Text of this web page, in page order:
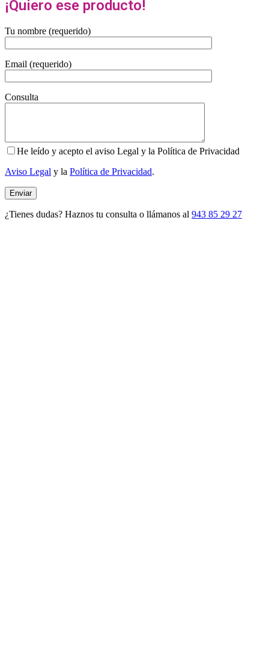
¡Quiero ese producto!
Tu nombre (requerido)
Email (requerido)
Consulta
He leído y acepto el aviso Legal y la Política de Privacidad
Aviso Legal y la Política de Privacidad.
¿Tienes dudas? Haznos tu consulta o llámanos al 943 85 29 27